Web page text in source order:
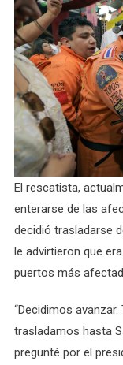
El rescatista,
enterarse de las
decidió trasladarse
le advirtieron que
puertos más
“Decidimos
trasladamos hasta
pregunté por el